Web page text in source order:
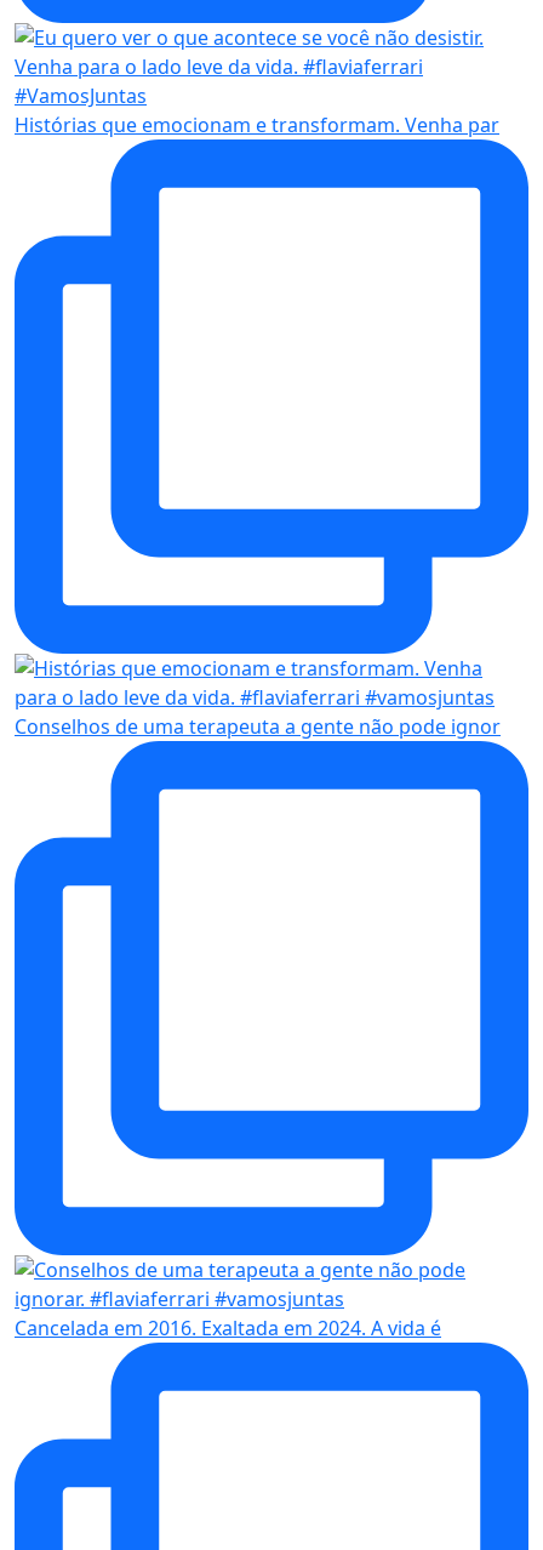
Histórias que emocionam e transformam. Venha par
Conselhos de uma terapeuta a gente não pode ignor
Cancelada em 2016. Exaltada em 2024. A vida é